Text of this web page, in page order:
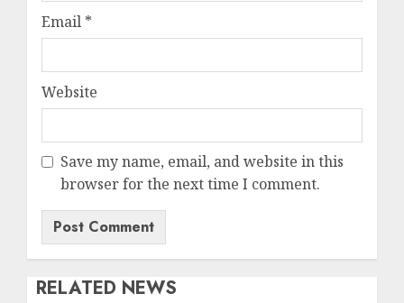
Email *
Website
Save my name, email, and website in this
browser for the next time I comment.
RELATED NEWS